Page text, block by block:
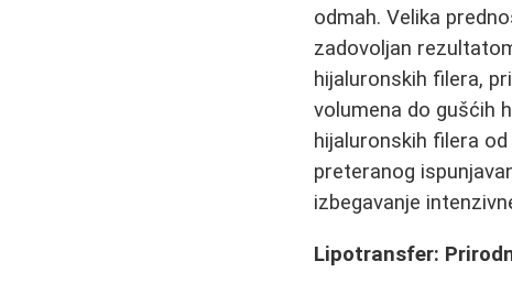
odmah. Velika
zadovoljan
hijaluronskih filera,
volumena do gušćih
hijaluronskih filera
preteranog
izbegavanje
Lipotransfer: